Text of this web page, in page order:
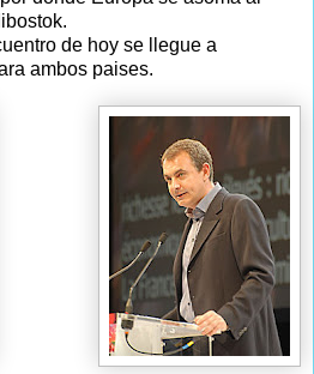
de hoy se llegue a
ambos paises.